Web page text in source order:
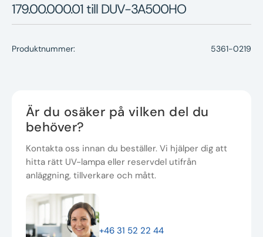
179.00.000.01 till DUV-3A500HO
Produktnummer: 5361-0219
Är du osäker på vilken del du
behöver?
Kontakta oss innan du beställer. Vi hjälper dig att
hitta rätt UV-lampa eller reservdel utifrån
anläggning, tillverkare och mått.
+46 31 52 22 44